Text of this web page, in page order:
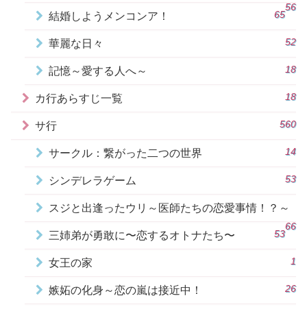
56
結婚しようメンコンア！ 65
華麗な日々 52
記憶～愛する人へ～ 18
カ行あらすじ一覧 18
サ行 560
サークル：繋がった二つの世界 14
シンデレラゲーム 53
スジと出逢ったウリ～医師たちの恋愛事情！？～
66
三姉弟が勇敢に〜恋するオトナたち〜 53
女王の家 1
嫉妬の化身～恋の嵐は接近中！ 26